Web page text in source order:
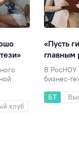
клуб
«Пусть
главным
В РосНОУ
бизнес-
БТ